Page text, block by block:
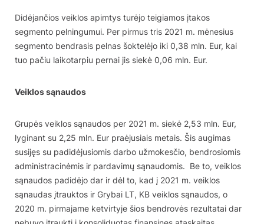
Didėjančios veiklos apimtys turėjo teigiamos įtakos
segmento pelningumui. Per pirmus tris 2021 m. mėnesius
segmento bendrasis pelnas šoktelėjo iki 0,38 mln. Eur, kai
tuo pačiu laikotarpiu pernai jis siekė 0,06 mln. Eur.
Veiklos sąnaudos
Grupės veiklos sąnaudos per 2021 m. siekė 2,53 mln. Eur,
lyginant su 2,25 mln. Eur praėjusiais metais. Šis augimas
susijęs su padidėjusiomis darbo užmokesčio, bendrosiomis
administracinėmis ir pardavimų sąnaudomis. Be to, veiklos
sąnaudos padidėjo dar ir dėl to, kad į 2021 m. veiklos
sąnaudas įtrauktos ir Grybai LT, KB veiklos sąnaudos, o
2020 m. pirmajame ketvirtyje šios bendrovės rezultatai dar